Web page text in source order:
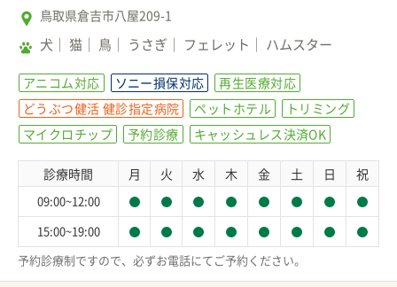
鳥取県倉吉市八屋209-1
犬 猫 鳥 うさぎ フェレット ハムスター
アニコム対応 ソニー損保対応
再生医療対応
どうぶつ健活 健診指定病院
ペットホテル
トリミング
マイクロチップ
予約診療 キャッシュレス決済OK
診療時間 月 火 水 木 金 土 日 祝
09:00~12:00
15:00~19:00
予約診療制ですので、必ずお電話にてご予約ください。